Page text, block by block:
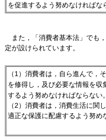
を促進するよう努めなければな
また ，「消費者基本法」でも
定が設けられています。
（1）消費者は，自ら進んで，
を修得し，及び必要な情報を
するよう努めなければならない。
（2）消費者は，消費生活に関
適正な保護に配慮するよう努め